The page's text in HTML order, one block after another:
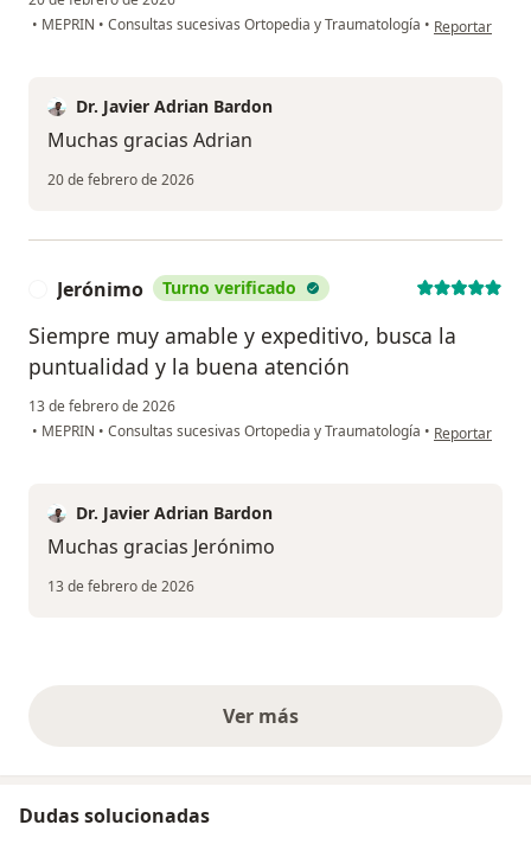
• MEPRIN • Consultas sucesivas Ortopedia y Traumatología • en opinión
Reportar
Dr. Javier Adrian Bardon
Muchas gracias Adrian
20 de febrero de 2026
Jerónimo Turno verificado
Siempre muy amable y expeditivo, busca la
puntualidad y la buena atención
13 de febrero de 2026
• MEPRIN • Consultas sucesivas Ortopedia y Traumatología • en opinión del
Reportar
Dr. Javier Adrian Bardon
Muchas gracias Jerónimo
13 de febrero de 2026
Ver másopiniones anteriores
Dudas solucionadas